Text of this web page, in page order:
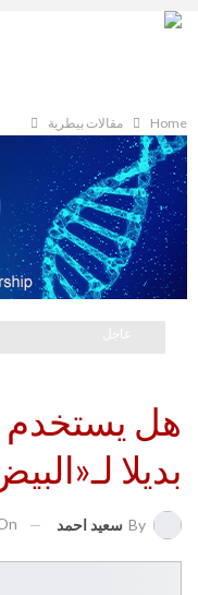
Home مقالات بيطرية
هل
بديلا
By سعيد احمد